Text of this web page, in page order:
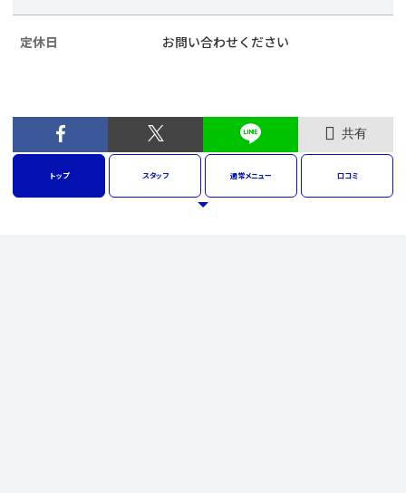
定休日 お問い合わせください
共有
トップ スタッフ 通常メニュー 口コミ